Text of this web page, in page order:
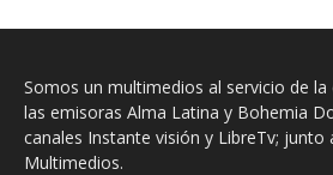
Somos un multimedios al servicio de
las emisoras Alma Latina y Bohemia
canales Instante visión y LibreTv; junto
Multimedios.